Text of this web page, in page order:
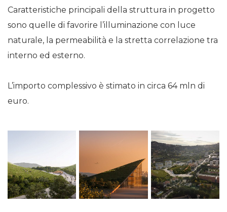
Caratteristiche principali della struttura in progetto
sono quelle di favorire l’illuminazione con luce
naturale, la permeabilità e la stretta correlazione tra
interno ed esterno.
L’importo complessivo è stimato in circa 64 mln di
euro.